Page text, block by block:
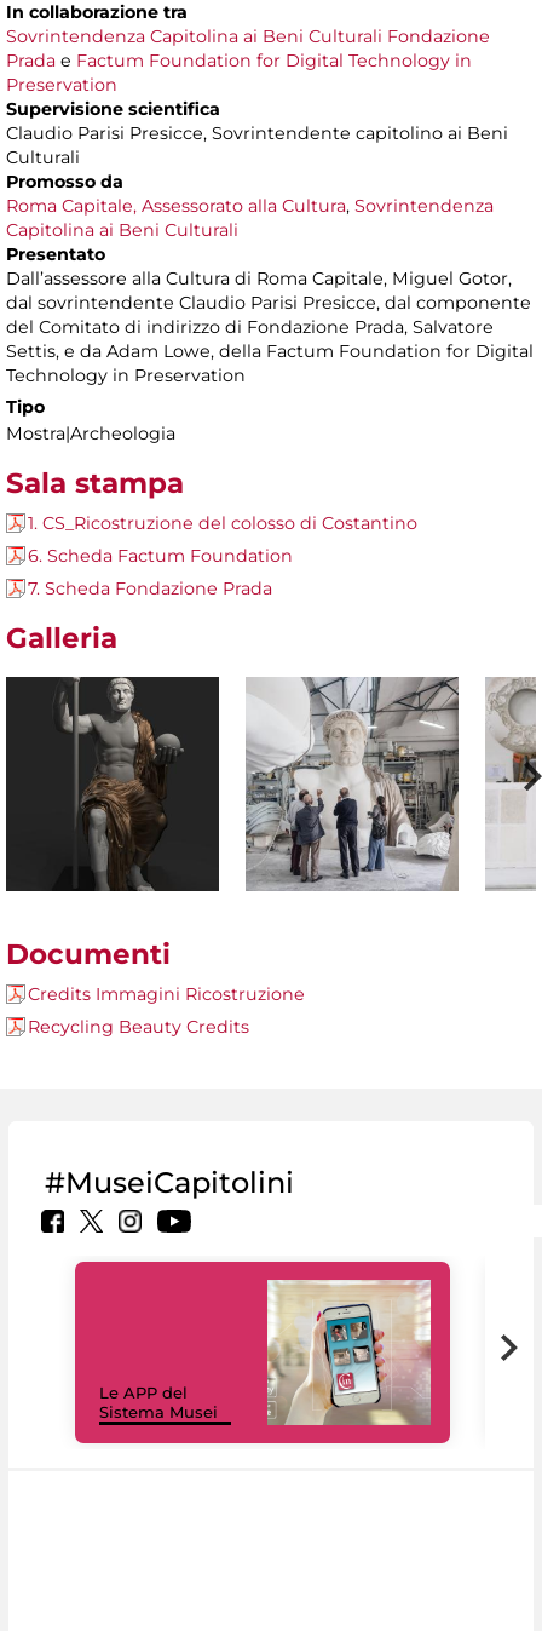
In collaborazione tra
Sovrintendenza Capitolina ai Beni Culturali Fondazione
Prada e Factum Foundation for Digital Technology in
Preservation
Supervisione scientifica
Claudio Parisi Presicce, Sovrintendente capitolino ai Beni
Culturali
Promosso da
Roma Capitale, Assessorato alla Cultura, Sovrintendenza
Capitolina ai Beni Culturali
Presentato
Dall’assessore alla Cultura di Roma Capitale, Miguel Gotor,
dal sovrintendente Claudio Parisi Presicce, dal componente
del Comitato di indirizzo di Fondazione Prada, Salvatore
Settis, e da Adam Lowe, della Factum Foundation for Digital
Technology in Preservation
Tipo
Mostra|Archeologia
Sala stampa
1. CS_Ricostruzione del colosso di Costantino
6. Scheda Factum Foundation
7. Scheda Fondazione Prada
Galleria
Documenti
Credits Immagini Ricostruzione
Recycling Beauty Credits
#MuseiCapitolini
Le APP del
Sistema Musei